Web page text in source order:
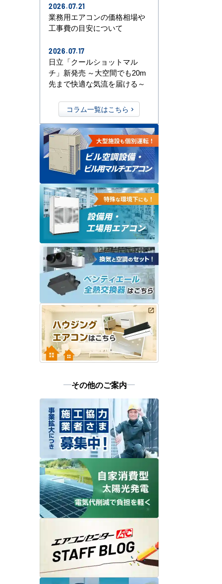
2026.07.21
業務用エアコンの価格相場や
工事費の目安について
2026.07.17
日立「クールショットマル
チ」新発売 ～大空間でも20m
先まで快適な気流を届ける～
コラム一覧はこちら
その他のご案内